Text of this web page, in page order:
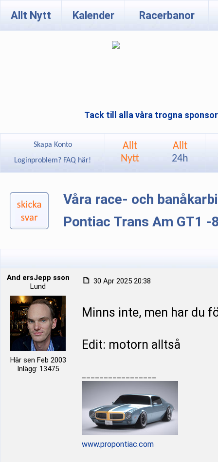
Allt Nytt Kalender Racerbanor
Tack till alla våra trogna
Skapa Konto
Loginproblem? FAQ här!
Allt
Nytt
Allt
24h
Våra race- och
Pontiac Trans Am GT1
And ersJepp sson
Lund
Här sen Feb 2003
Inlägg: 13475
30 Apr 2025 20:38
Minns inte, men har du
Edit: motorn alltså
www.propontiac.com